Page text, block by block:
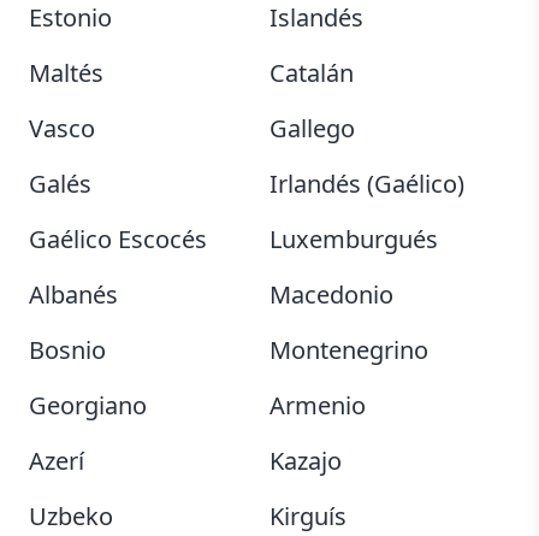
Estonio
Islandés
Maltés
Catalán
Vasco
Gallego
Galés
Irlandés (Gaélico)
Gaélico Escocés
Luxemburgués
Albanés
Macedonio
Bosnio
Montenegrino
Georgiano
Armenio
Azerí
Kazajo
Uzbeko
Kirguís